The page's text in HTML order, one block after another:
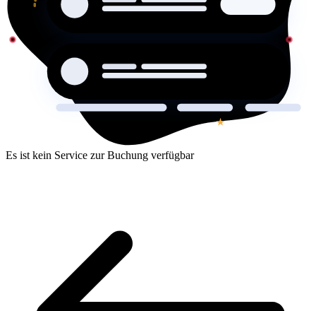
Es ist kein Service zur Buchung verfügbar